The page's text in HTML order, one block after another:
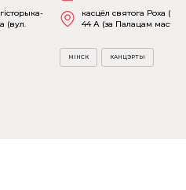
(вул.
касцёл святога Роха
44 А (за Палацам
МІНСК КАНЦЭРТЫ